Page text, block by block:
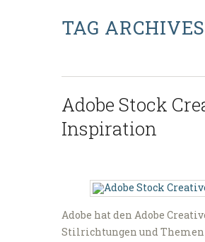
TAG
Adobe Stock
Inspiration
Adobe hat den Adobe
Stilrichtungen und Themen